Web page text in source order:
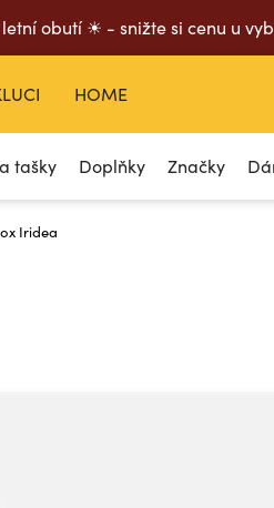
obutí ☀ - snižte si cenu u
tašky Doplňky Značky
HOME
Iridea